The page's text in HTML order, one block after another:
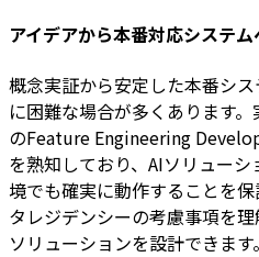
アイデアから本番対応システム
概念実証から安定した本番シ
に困難な場合が多くあります
のFeature Engineering
を熟知しており、AIソリュー
境でも確実に動作することを
タレジデンシーの考慮事項を
ソリューションを設計できます。